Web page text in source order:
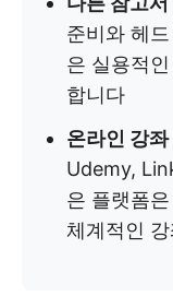
준비와 헤
은 실용적
합니다
온라인 강
Udemy,
은 플랫폼
체계적인